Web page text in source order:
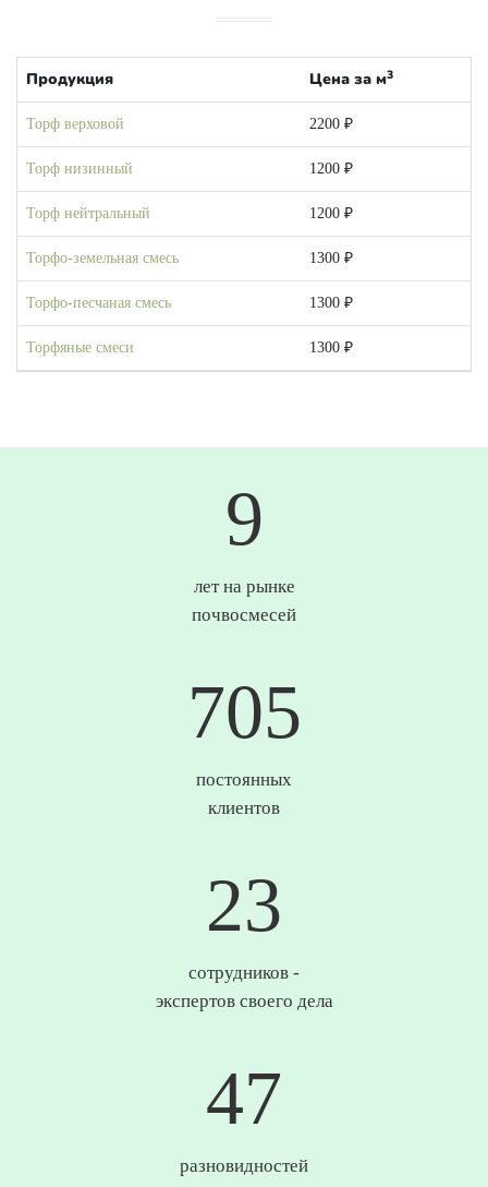
Продукция Цена за м3
Торф верховой 2200 ₽
Торф низинный 1200 ₽
Торф нейтральный 1200 ₽
Торфо-земельная смесь 1300 ₽
Торфо-песчаная смесь 1300 ₽
Торфяные смеси 1300 ₽
10
лет на рынке
почвосмесей
737
постоянных
клиентов
25
сотрудников -
экспертов своего дела
49
разновидностей